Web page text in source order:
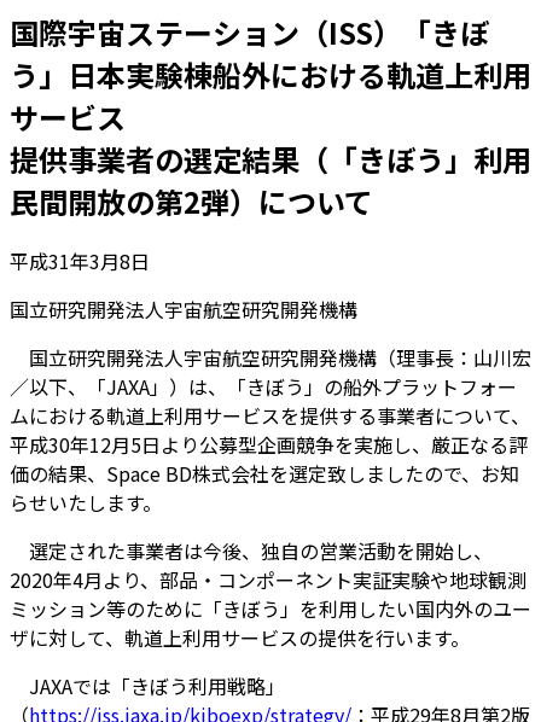
国際宇宙ステーション（ISS）「きぼ
う」日本実験棟船外における軌道上利用
サービス
提供事業者の選定結果（「きぼう」利用
民間開放の第2弾）について
平成31年3月8日
国立研究開発法人宇宙航空研究開発機構
国立研究開発法人宇宙航空研究開発機構（理事長：山川宏
／以下、「JAXA」）は、「きぼう」の船外プラットフォー
ムにおける軌道上利用サービスを提供する事業者について、
平成30年12月5日より公募型企画競争を実施し、厳正なる評
価の結果、Space BD株式会社を選定致しましたので、お知
らせいたします。
選定された事業者は今後、独自の営業活動を開始し、
2020年4月より、部品・コンポーネント実証実験や地球観測
ミッション等のために「きぼう」を利用したい国内外のユー
ザに対して、軌道上利用サービスの提供を行います。
JAXAでは「きぼう利用戦略」
（https://iss.jaxa.jp/kiboexp/strategy/ ：平成29年8月第2版